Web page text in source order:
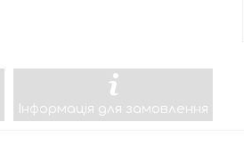
Інформація для замовлення